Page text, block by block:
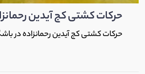
حرکات کشتی کج آیدین
حرکات کشتی کج آیدین رحمانزاده در